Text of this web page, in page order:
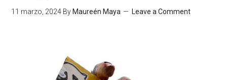
11 marzo, 2024 By Maureén Maya Leave a Comment